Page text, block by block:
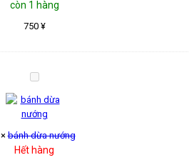
còn 1 hàng
750 ¥
bánh
nướng
×bánh dừa nướng
Hết hàng